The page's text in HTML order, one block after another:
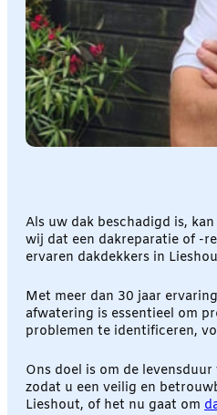
Als uw dak beschadigd is,
wij dat een dakreparatie of -
ervaren dakdekkers in
Met meer dan 30 jaar
afwatering is essentieel om
problemen te identificeren,
Ons doel is om de
zodat u een veilig en
Lieshout, of het nu gaat om